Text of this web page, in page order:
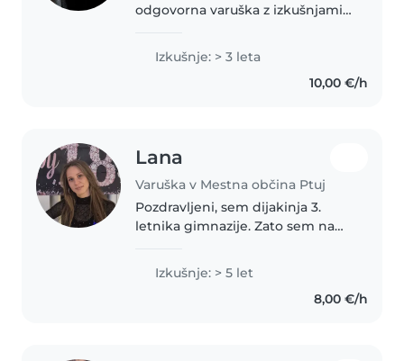
odgovorna varuška z izkušnjami
izobrazbi tudi vzgojiteljica
predšolskih otrok, ki nadaljujem
Izkušnje: > 3 leta
10,00 €/h
Lana
Varuška v Mestna občina Ptuj
Pozdravljeni, sem dijakinja 3.
letnika gimnazije. Zato sem na
urah ter kadarkoli med
vikendom, seveda pa je med
počitnicami drugače. Odlikujejo
Izkušnje: > 5 let
8,00 €/h